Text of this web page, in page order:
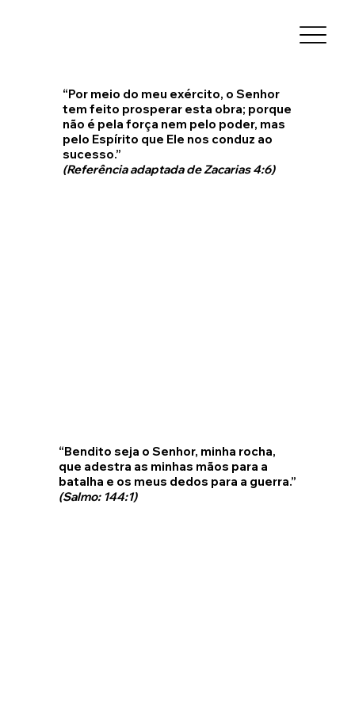
“Por meio do meu exército, o Senhor
tem feito prosperar esta obra; porque
não é pela força nem pelo poder, mas
pelo Espírito que Ele nos conduz ao
sucesso.”
(Referência adaptada de Zacarias 4:6)
“Bendito seja o Senhor, minha rocha,
que adestra as minhas mãos para a
batalha e os meus dedos para a guerra.”
(Salmo: 144:1)